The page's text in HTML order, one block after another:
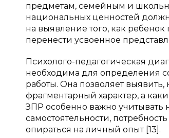
предметам, семейным и
национальных ценностей
на выявление того, как
перенести усвоенное
Психолого-педагогическая
необходима для определения
работы. Она позволяет
фрагментарный характер, а
ЗПР особенно важно учитывать
самостоятельности,
опираться на личный опыт [13].